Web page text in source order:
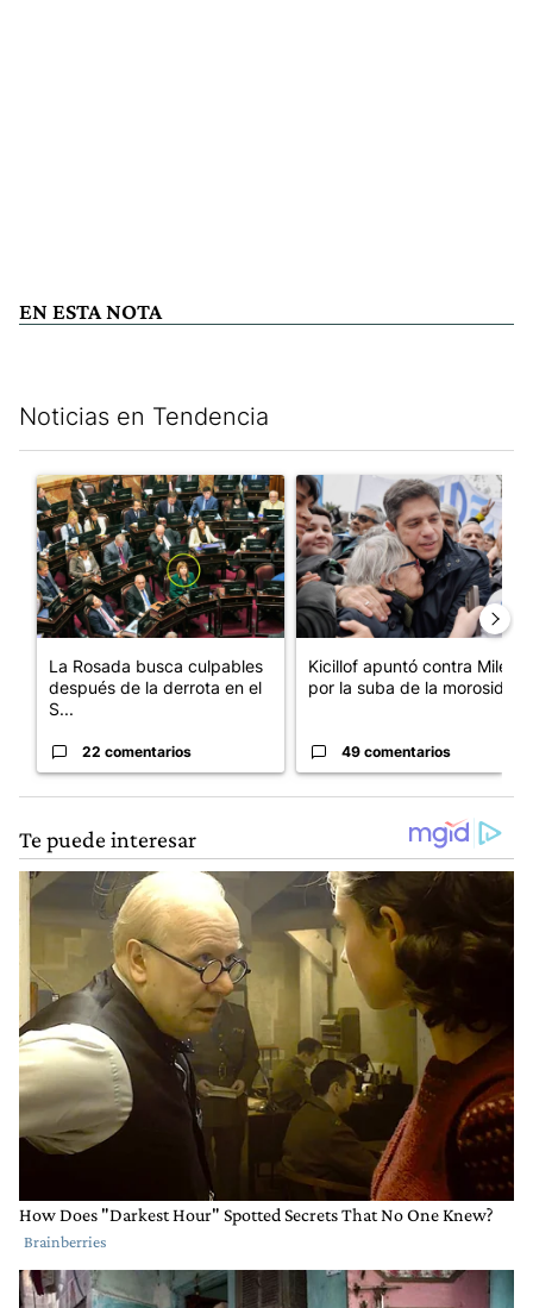
EN ESTA NOTA
Noticias en Tendencia
Un artículo de tendencia con el título "La Rosada busca
La Rosada busca culpables
después de la derrota en el
S...
22 comentarios
Un artículo de tendencia con
Kicillof apuntó contra Milei
por la suba de la morosida...
49 comentarios